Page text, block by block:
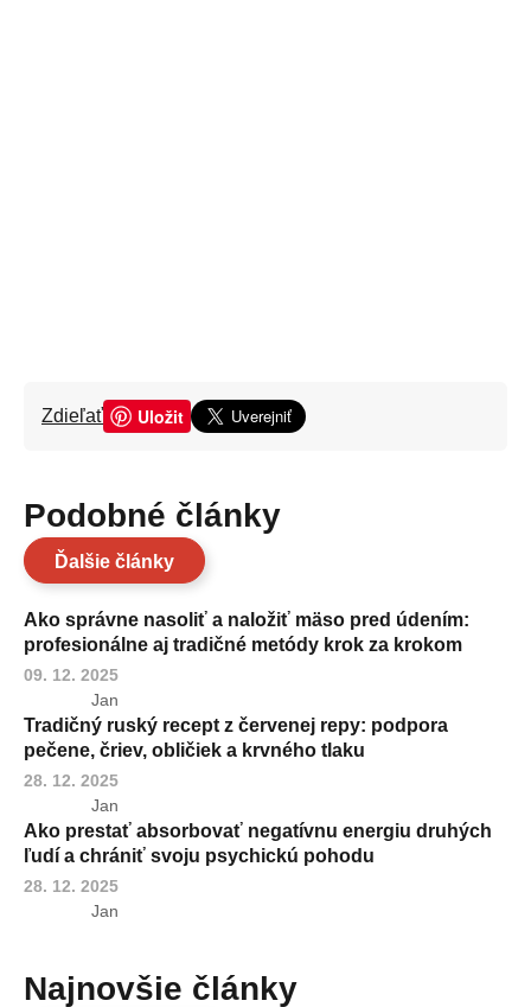
Zdieľať Uložit
Podobné články
Ďalšie články
Ako správne nasoliť a naložiť mäso pred údením:
profesionálne aj tradičné metódy krok za krokom
09. 12. 2025
Jan
Tradičný ruský recept z červenej repy: podpora
pečene, čriev, obličiek a krvného tlaku
28. 12. 2025
Jan
Ako prestať absorbovať negatívnu energiu druhých
ľudí a chrániť svoju psychickú pohodu
28. 12. 2025
Jan
Najnovšie články